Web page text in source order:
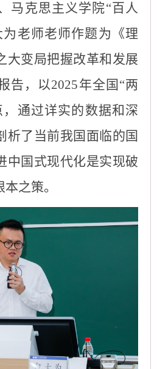
马克思主义学院“百人
老师老师作题为《理
大变局把握改革和发展
告 ， 以2025年全国“两
通过详实的数据和深
析了当前我国面临的国
中国式现代化是实现破
之策。